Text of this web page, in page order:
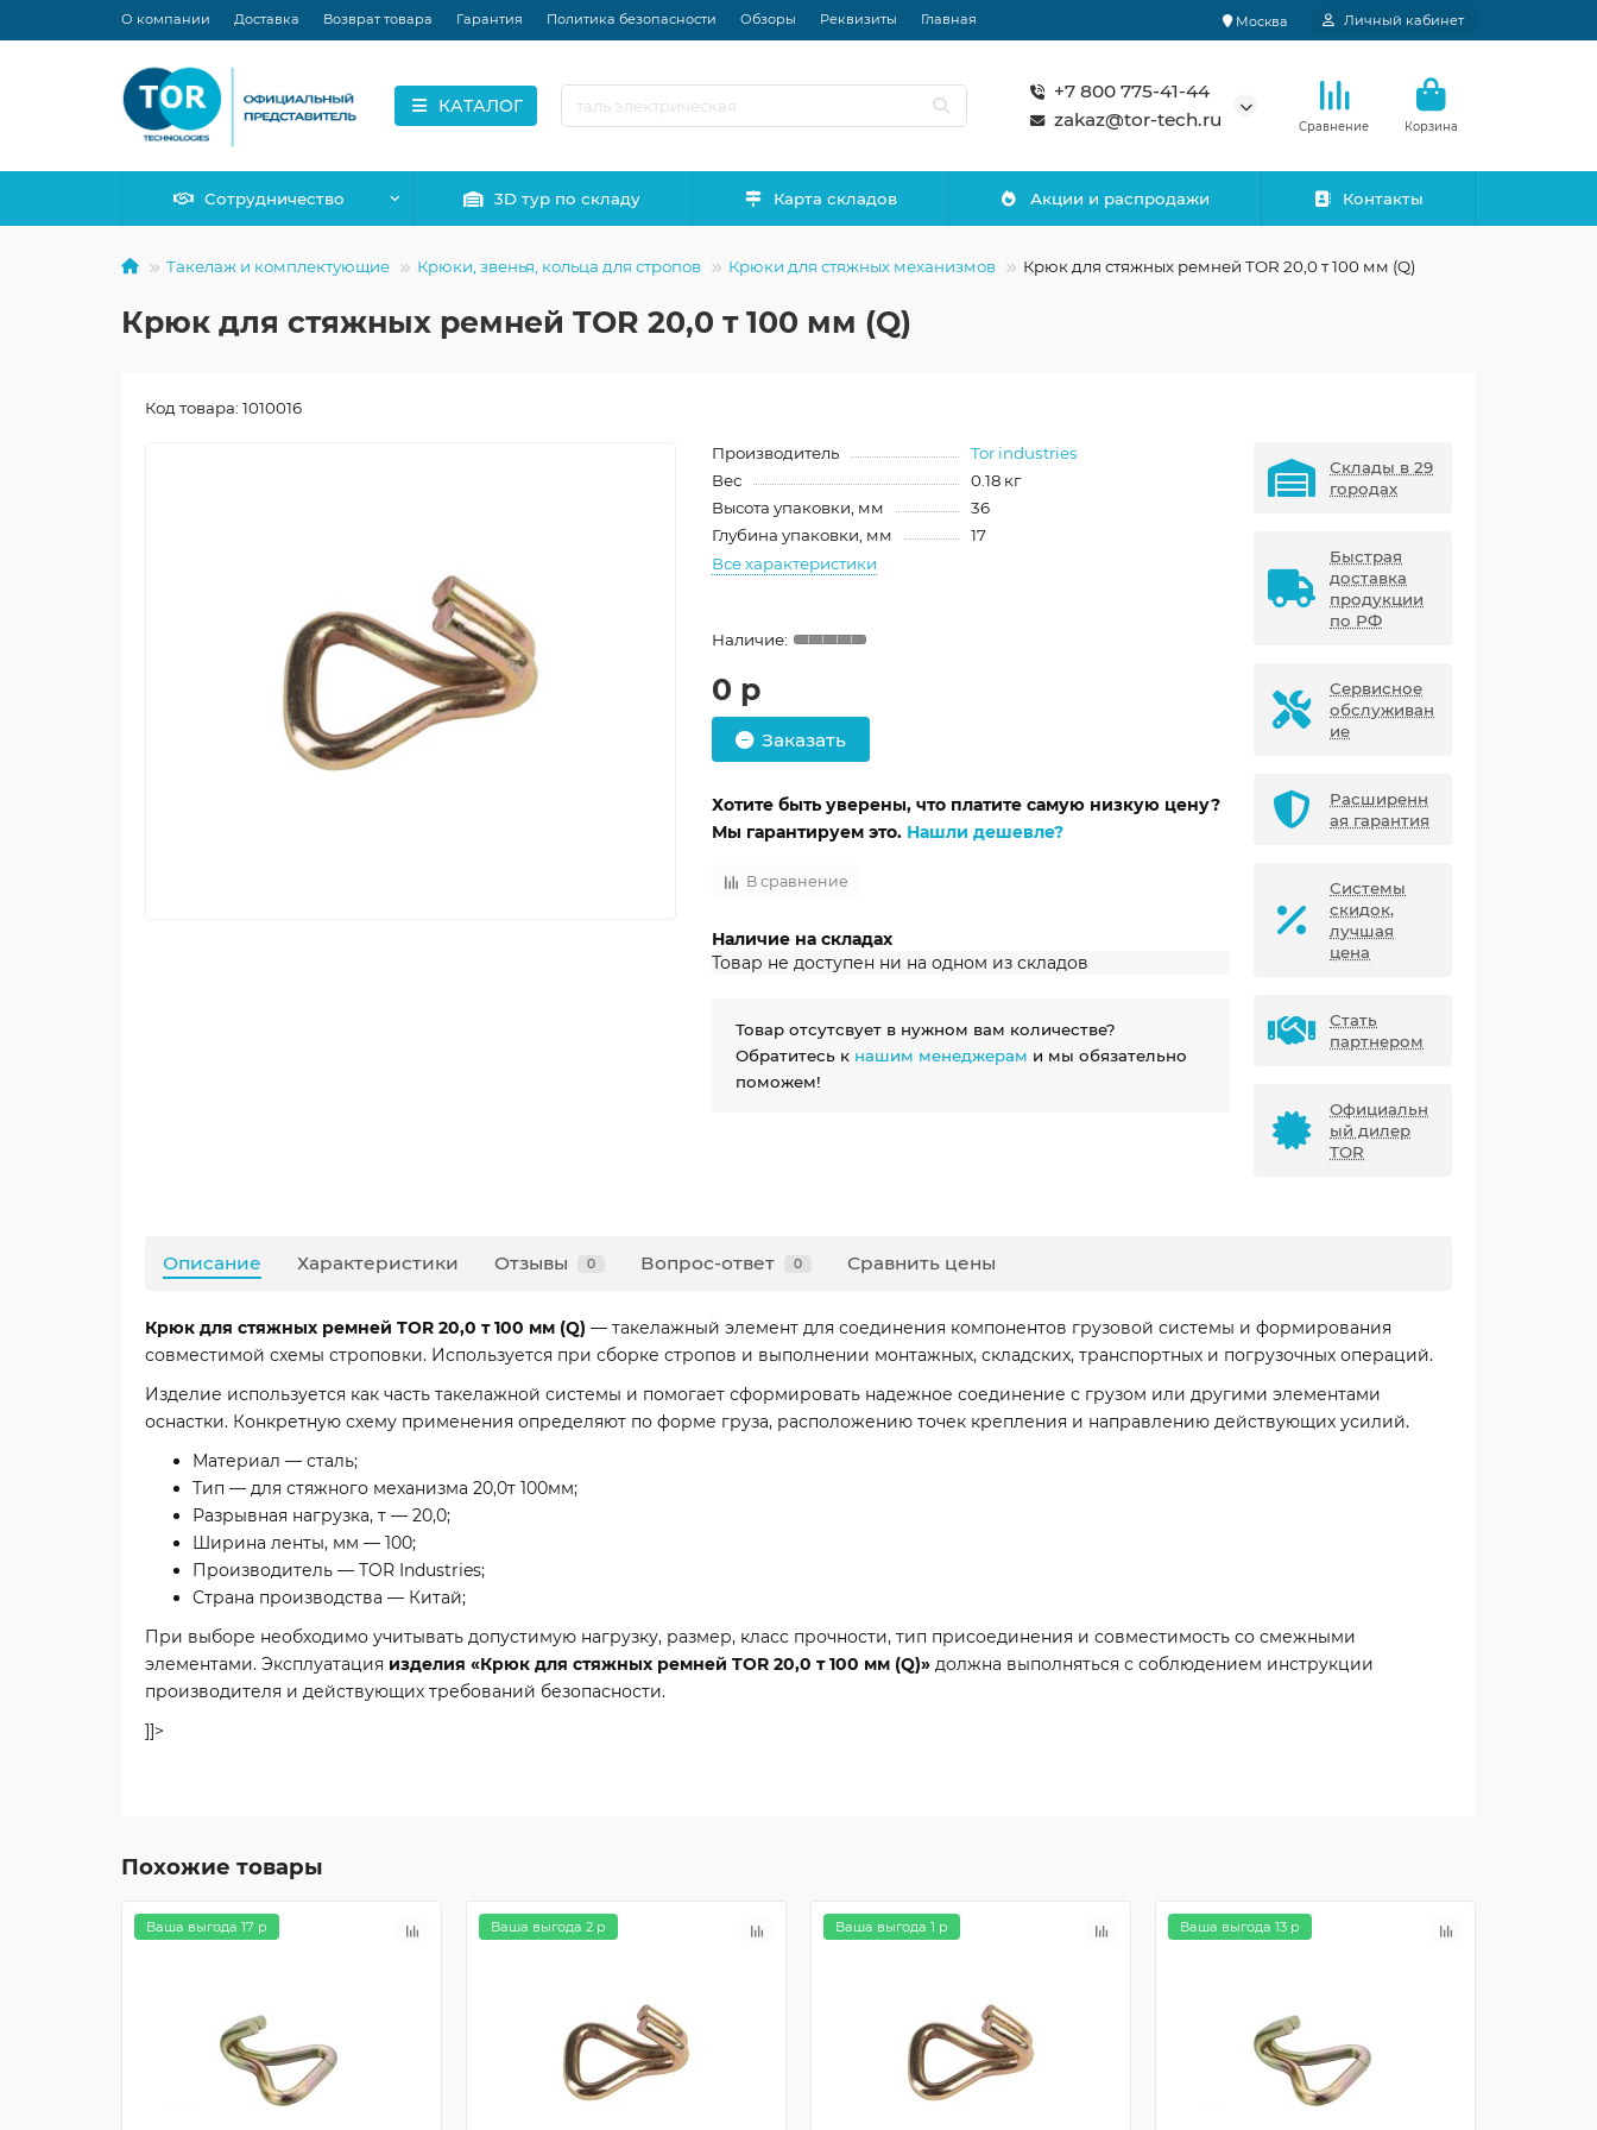
О компании Доставка Возврат товара Гарантия Политика безопасности Обзоры Реквизиты Главная Москва Личный кабинет
КАТАЛОГ
+7 800 775-41-44
zakaz@tor-tech.ru
Сравнение Корзина
Сотрудничество 3D тур по складу Карта складов Акции и распродажи Контакты
Такелаж и комплектующие Крюки, звенья, кольца для стропов Крюки для стяжных механизмов Крюк для стяжных ремней TOR 20,0 т 100 мм (Q)
Крюк для стяжных ремней TOR 20,0 т 100 мм (Q)
Код товара: 1010016
Производитель
Tor industries
Вес
0.18 кг
Высота упаковки, мм
36
Глубина упаковки, мм
17
Все характеристики
0 р
Заказать
Хотите быть уверены, что платите самую низкую цену?
Мы гарантируем это. Нашли дешевле?
В сравнение
Наличие на складах
Товар не доступен ни на одном из складов
Товар отсутсвует в нужном вам количестве?
Обратитесь к нашим менеджерам и мы обязательно
поможем!
Склады в 29
городах
Быстрая
доставка
продукции
по РФ
Сервисное
обслуживан
ие
Расширенн
ая гарантия
Системы
скидок,
лучшая
цена
Стать
партнером
Официальн
ый дилер
TOR
Описание Характеристики Отзывы 0 Вопрос-ответ 0 Сравнить цены
Крюк для стяжных ремней TOR 20,0 т 100 мм (Q) — такелажный элемент для соединения компонентов грузовой системы и формирования
совместимой схемы строповки. Используется при сборке стропов и выполнении монтажных, складских, транспортных и погрузочных операций.
Изделие используется как часть такелажной системы и помогает сформировать надежное соединение с грузом или другими элементами
оснастки. Конкретную схему применения определяют по форме груза, расположению точек крепления и направлению действующих усилий.
Материал — сталь;
Тип — для стяжного механизма 20,0т 100мм;
Разрывная нагрузка, т — 20,0;
Ширина ленты, мм — 100;
Производитель — TOR Industries;
Страна производства — Китай;
При выборе необходимо учитывать допустимую нагрузку, размер, класс прочности, тип присоединения и совместимость со смежными
элементами. Эксплуатация изделия «Крюк для стяжных ремней TOR 20,0 т 100 мм (Q)» должна выполняться с соблюдением инструкции
производителя и действующих требований безопасности.
]]>
Похожие товары
Ваша выгода 17 р Ваша выгода 2 р Ваша выгода 1 р Ваша выгода 13 р